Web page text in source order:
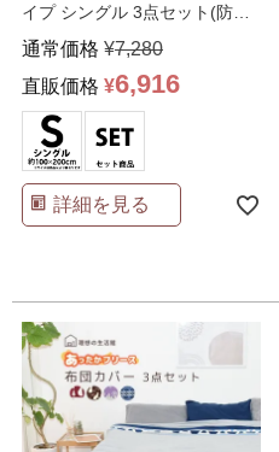
イプ シングル 3点セット(防ダ
ニ敷きカバー ファ
通常価格 ¥7,280
直販価格 ¥6,916
詳細を見る